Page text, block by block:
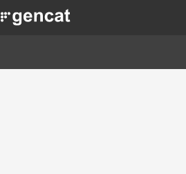
Vés
al
. Obre en una nova finestra.